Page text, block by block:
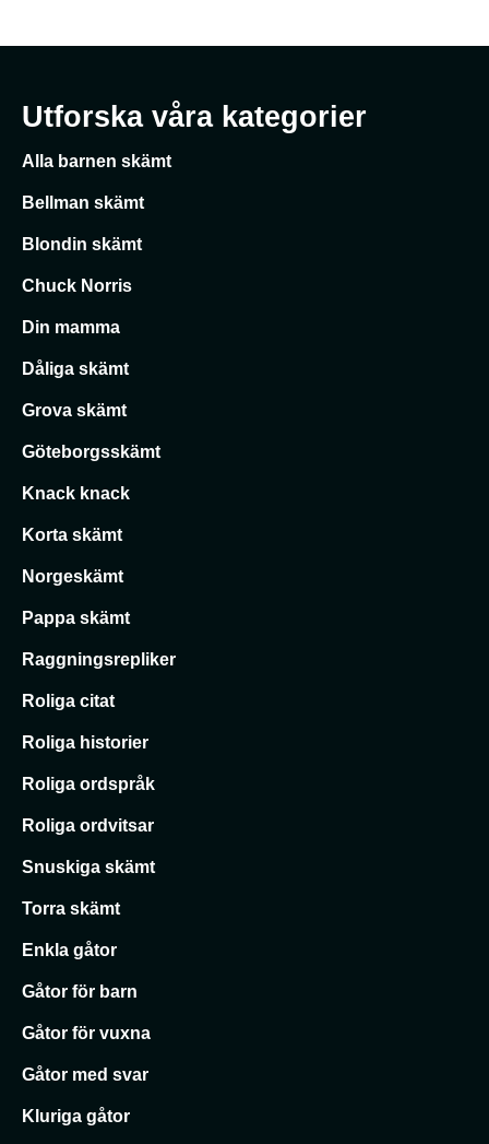
Utforska våra kategorier
Alla barnen skämt
Bellman skämt
Blondin skämt
Chuck Norris
Din mamma
Dåliga skämt
Grova skämt
Göteborgsskämt
Knack knack
Korta skämt
Norgeskämt
Pappa skämt
Raggningsrepliker
Roliga citat
Roliga historier
Roliga ordspråk
Roliga ordvitsar
Snuskiga skämt
Torra skämt
Enkla gåtor
Gåtor för barn
Gåtor för vuxna
Gåtor med svar
Kluriga gåtor